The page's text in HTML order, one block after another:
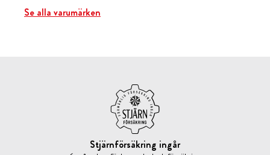
Se alla varumärken
Stjärnförsäkring ingår